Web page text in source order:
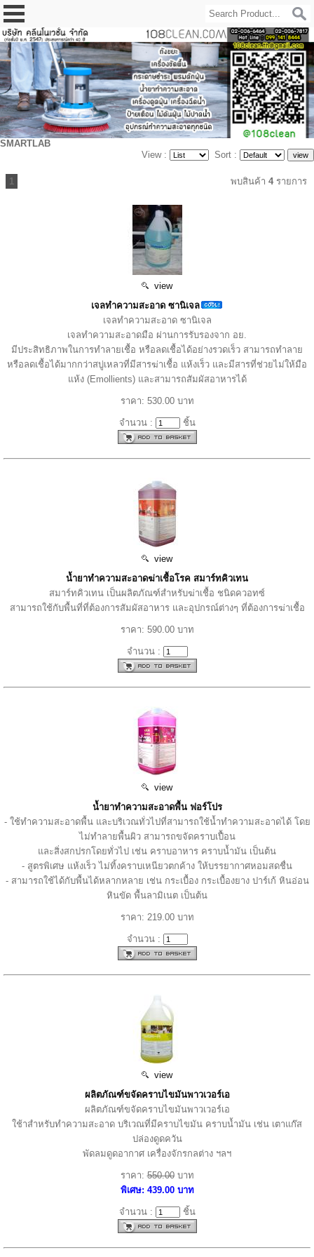
SMARTLAB
View :
Sort :
1 พบสินค้า 4 รายการ
view
เจลทำความสะอาด ซานิเจล
เจลทำความสะอาด ซานิเจล
เจลทำความสะอาดมือ ผ่านการรับรองจาก อย.
มีประสิทธิภาพในการทำลายเชื้อ หรือลดเชื้อได้อย่างรวดเร็ว สามารถทำลาย
หรือลดเชื้อได้มากกว่าสบู่เหลวที่มีสารฆ่าเชื้อ แห้งเร็ว และมีสารที่ช่วยไม่ให้มือ
แห้ง (Emollients) และสามารถสัมผัสอาหารได้
ราคา: 530.00 บาท
จำนวน : ชิ้น
view
น้ำยาทำความสะอาดฆ่าเชื้อโรค สมาร์ทคิวเทน
สมาร์ทคิวเทน เป็นผลิตภัณฑ์สำหรับฆ่าเชื้อ ชนิดควอทซ์
สามารถใช้กับพื้นที่ที่ต้องการสัมผัสอาหาร และอุปกรณ์ต่างๆ ที่ต้องการฆ่าเชื้อ
ราคา: 590.00 บาท
จำนวน :
view
น้ำยาทำความสะอาดพื้น ฟอร์โปร
- ใช้ทำความสะอาดพื้น และบริเวณทั่วไปที่สามารถใช้น้ำทำความสะอาดได้ โดย
ไม่ทำลายพื้นผิว สามารถขจัดคราบเปื้อน
และสิ่งสกปรกโดยทั่วไป เช่น คราบอาหาร คราบน้ำมัน เป็นต้น
- สูตรพิเศษ แห้งเร็ว ไม่ทิ้งคราบเหนียวตกค้าง ให้บรรยากาศหอมสดชื่น
- สามารถใช้ได้กับพื้นได้หลากหลาย เช่น กระเบื้อง กระเบื้องยาง ปาร์เก้ หินอ่อน
หินขัด พื้นลามิเนต เป็นต้น
ราคา: 219.00 บาท
จำนวน :
view
ผลิตภัณฑ์ขจัดคราบไขมันพาวเวอร์เอ
ผลิตภัณฑ์ขจัดคราบไขมันพาวเวอร์เอ
ใช้าสำหรับทำความสะอาด บริเวณที่มีคราบไขมัน คราบน้ำมัน เช่น เตาแก๊ส
ปล่องดูดควัน
พัดลมดูดอากาศ เครื่องจักรกลต่าง ฯลฯ
ราคา:550.00บาท
พิเศษ: 439.00 บาท
จำนวน : ชิ้น